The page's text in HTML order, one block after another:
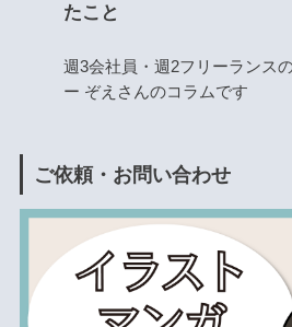
たこと
週3会社員・週2フリーランス
ー ぞえさんのコラムです
ご依頼・お問い合わせ